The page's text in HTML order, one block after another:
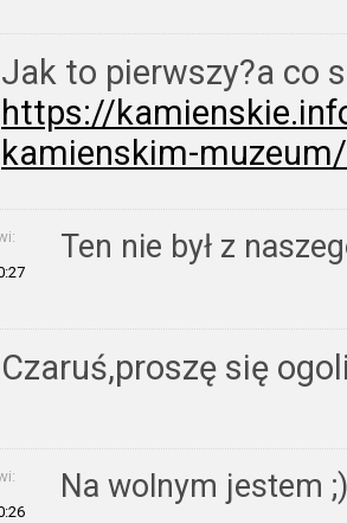
Jak to pierwszy?a co
https://
kamienskim-muzeum/
Ten nie był z
Czaruś,proszę się
Na wolnym jestem ;)